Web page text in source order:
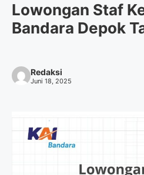
Lowongan Staf
Bandara Depok
Redaksi
Juni 18, 2025